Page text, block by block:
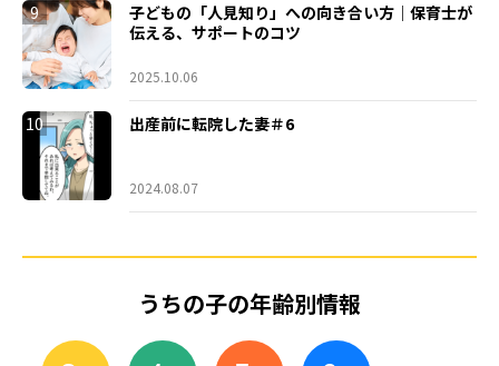
9
子どもの「人見知り」への向き合い方｜保育士が
伝える、サポートのコツ
2025.10.06
10 出産前に転院した妻＃6
2024.08.07
うちの子の年齢別情報